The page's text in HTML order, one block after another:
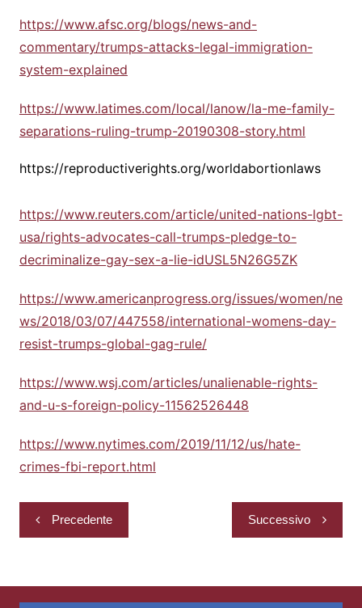
https://www.afsc.org/blogs/news-and-
commentary/trumps-attacks-legal-immigration-
system-explained
https://www.latimes.com/local/lanow/la-me-family-
separations-ruling-trump-20190308-story.html
https://reproductiverights.org/worldabortionlaws
https://www.reuters.com/article/united-nations-lgbt-
usa/rights-advocates-call-trumps-pledge-to-
decriminalize-gay-sex-a-lie-idUSL5N26G5ZK
https://www.americanprogress.org/issues/women/ne
ws/2018/03/07/447558/international-womens-day-
resist-trumps-global-gag-rule/
https://www.wsj.com/articles/unalienable-rights-
and-u-s-foreign-policy-11562526448
https://www.nytimes.com/2019/11/12/us/hate-
crimes-fbi-report.html
Navigazione
articoli
Precedente Successivo